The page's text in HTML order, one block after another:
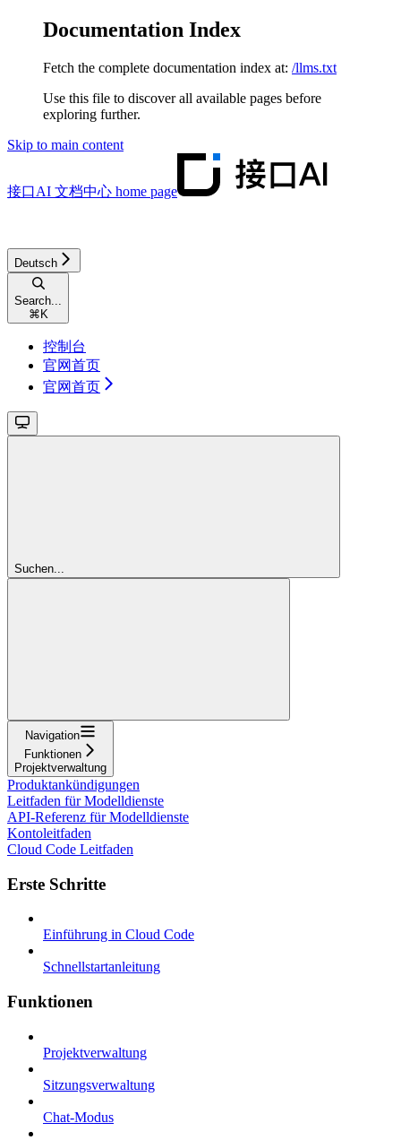
Documentation Index
Fetch the complete documentation index at: /llms.txt
Use this file to discover all available pages before
exploring further.
Skip to main content
接口AI 文档中心 home page
Deutsch
Search...
⌘ K
控制台
官网首页
官网首页
Suchen...
Navigation
Funktionen
Projektverwaltung
Produktankündigungen
Leitfaden für Modelldienste
API-Referenz für Modelldienste
Kontoleitfaden
Cloud Code Leitfaden
Erste Schritte
Einführung in Cloud Code
Schnellstartanleitung
Funktionen
Projektverwaltung
Sitzungsverwaltung
Chat-Modus